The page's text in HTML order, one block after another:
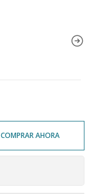
COMPRAR AHORA